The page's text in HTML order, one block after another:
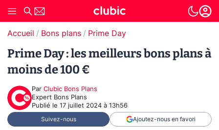
Accueil Bons plans Prime Day
Prime Day : les meilleurs bons plans à
moins de 100 €
Par Clubic Bons Plans
Expert Bons Plans
Publié le 17 juillet 2024 à 13h56
Suivez-nous Ajoutez-nous en favori